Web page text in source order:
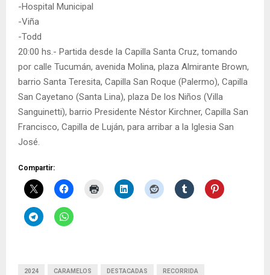
-Hospital Municipal
-Viña
-Todd
20:00 hs.- Partida desde la Capilla Santa Cruz, tomando
por calle Tucumán, avenida Molina, plaza Almirante Brown,
barrio Santa Teresita, Capilla San Roque (Palermo), Capilla
San Cayetano (Santa Lina), plaza De los Niños (Villa
Sanguinetti), barrio Presidente Néstor Kirchner, Capilla San
Francisco, Capilla de Luján, para arribar a la Iglesia San
José.
Compartir:
2024 CARAMELOS DESTACADAS RECORRIDA